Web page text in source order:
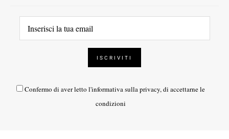
Confermo di aver letto l'informativa sulla privacy, di accettarne le
condizioni